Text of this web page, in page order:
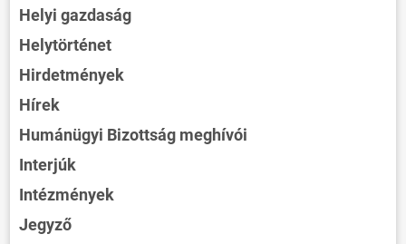
Helyi gazdaság
Helytörténet
Hirdetmények
Hírek
Humánügyi Bizottság meghívói
Interjúk
Intézmények
Jegyző